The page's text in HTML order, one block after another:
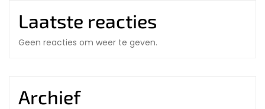
Laatste reacties
Geen reacties om weer te geven.
Archief